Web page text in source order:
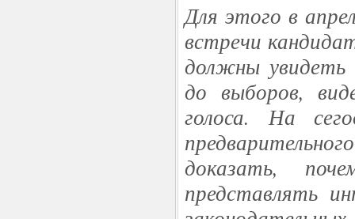
Для этого в
встречи
должны увидеть
до выборов,
голоса. На
доказать,
представлять